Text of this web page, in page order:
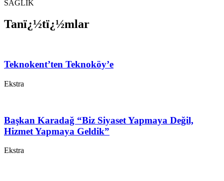
SAĞLIK
Tanï¿½tï¿½mlar
Teknokent’ten Teknoköy’e
Ekstra
Başkan Karadağ “Biz Siyaset Yapmaya Değil,
Hizmet Yapmaya Geldik”
Ekstra